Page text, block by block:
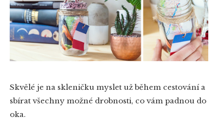
Skvělé je na skleničku myslet už během cestování a
sbírat všechny možné drobnosti, co vám padnou do
oka.